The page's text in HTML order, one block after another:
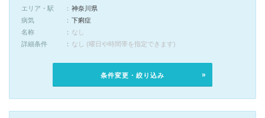
エリア・駅
神奈川県
病気
下痢症
名称
なし
詳細条件
なし (曜日や時間帯を指定できます)
条件変更・絞り込み